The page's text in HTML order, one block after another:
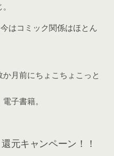
はコミック関係はほとん
月前にちょこちょこっと
子書籍。
元キャンペーン！！